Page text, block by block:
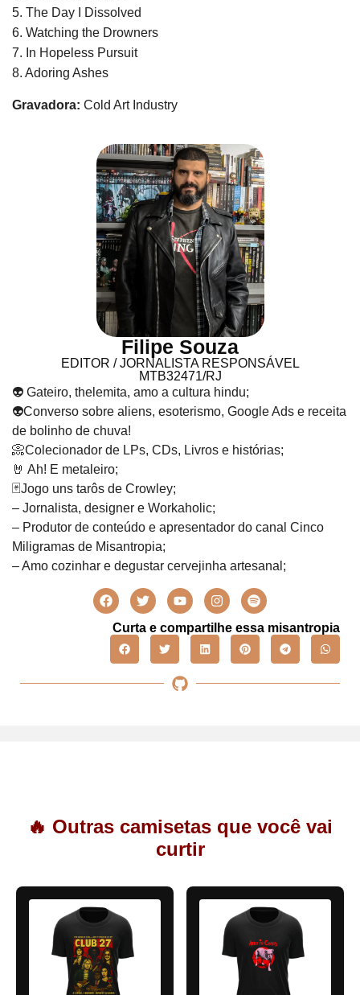
5. The Day I Dissolved
6. Watching the Drowners
7. In Hopeless Pursuit
8. Adoring Ashes
Gravadora: Cold Art Industry
Filipe Souza
EDITOR / JORNALISTA RESPONSÁVEL
MTB32471/RJ
👽 Gateiro, thelemita, amo a cultura hindu;
👽Converso sobre aliens, esoterismo, Google Ads e receita
de bolinho de chuva!
📀Colecionador de LPs, CDs, Livros e histórias;
🤘 Ah! E metaleiro;
🃏Jogo uns tarôs de Crowley;
– Jornalista, designer e Workaholic;
– Produtor de conteúdo e apresentador do canal Cinco
Miligramas de Misantropia;
– Amo cozinhar e degustar cervejinha artesanal;
Curta e compartilhe essa misantropia
🔥 Outras camisetas que você vai
curtir